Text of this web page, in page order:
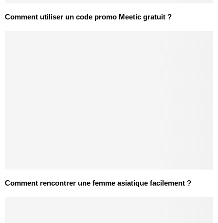
Comment utiliser un code promo Meetic gratuit ?
Comment rencontrer une femme asiatique facilement ?